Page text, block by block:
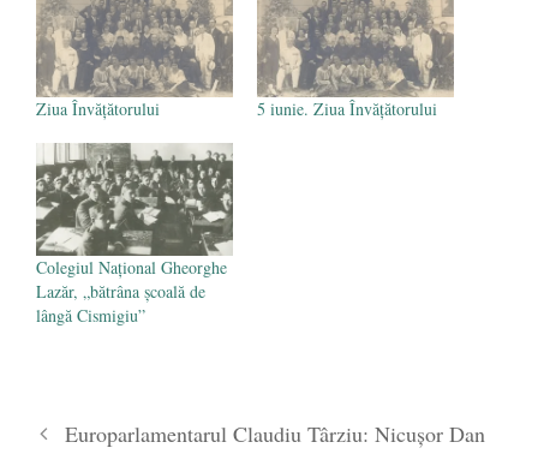
- 16 aprilie 2026
Ziua Învăţătorului 5 iunie. Ziua Învăţătorului
Colegiul Național Gheorghe
Lazăr, „bătrâna școală de
lângă Cismigiu”
Europarlamentarul Claudiu Târziu: Nicușor Dan